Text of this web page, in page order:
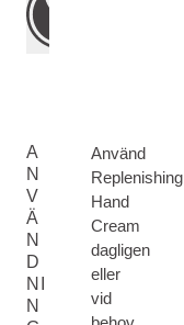
A
N
V
Ä
N
D
NI
N
Använd
Replenishing
Hand
Cream
dagligen
eller
vid